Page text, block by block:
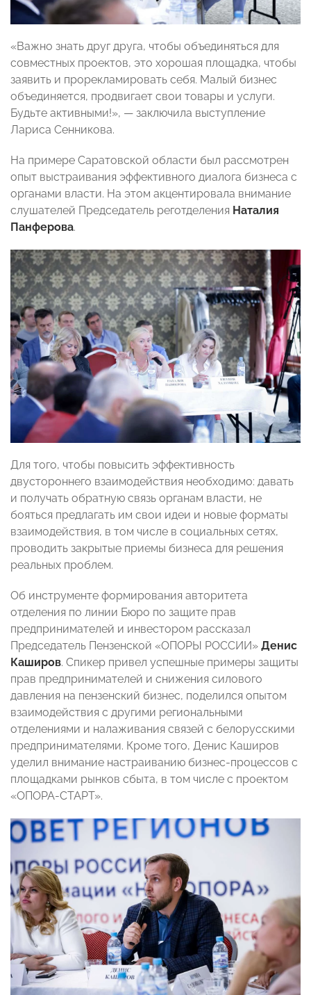
«Важно знать друг друга, чтобы объединяться для
совместных проектов, это хорошая площадка, чтобы
заявить и прорекламировать себя. Малый бизнес
объединяется, продвигает свои товары и услуги.
Будьте активными!», — заключила выступление
Лариса Сенникова.
На примере Саратовской области был рассмотрен
опыт выстраивания эффективного диалога бизнеса с
органами власти. На этом акцентировала внимание
слушателей Председатель реготделения Наталия
Панферова.
Для того, чтобы повысить эффективность
двустороннего взаимодействия необходимо: давать
и получать обратную связь органам власти, не
бояться предлагать им свои идеи и новые форматы
взаимодействия, в том числе в социальных сетях,
проводить закрытые приемы бизнеса для решения
реальных проблем.
Об инструменте формирования авторитета
отделения по линии Бюро по защите прав
предпринимателей и инвестором рассказал
Председатель Пензенской «ОПОРЫ РОССИИ» Денис
Каширов. Спикер привел успешные примеры защиты
прав предпринимателей и снижения силового
давления на пензенский бизнес, поделился опытом
взаимодействия с другими региональными
отделениями и налаживания связей с белорусскими
предпринимателями. Кроме того, Денис Каширов
уделил внимание настраиванию бизнес-процессов с
площадками рынков сбыта, в том числе с проектом
«ОПОРА-СТАРТ».